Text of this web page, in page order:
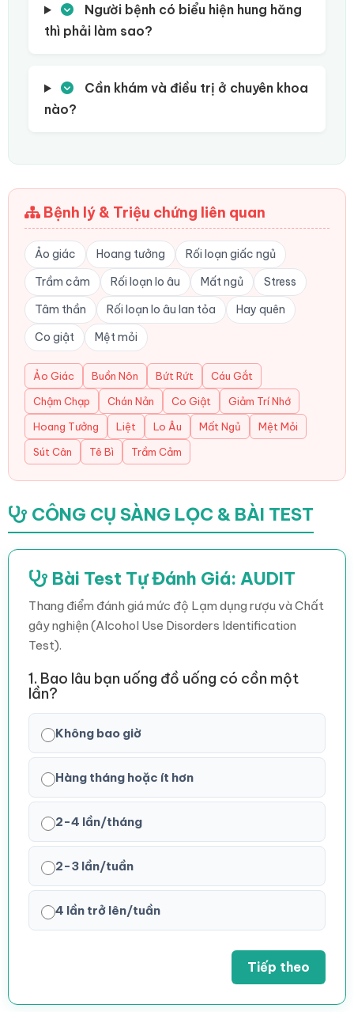
Người bệnh có biểu hiện hung hăng
thì phải làm sao?
Cần khám và điều trị ở chuyên khoa
nào?
Bệnh lý & Triệu chứng liên quan
Ảo giác Hoang tưởng
Rối loạn giấc ngủ
Trầm cảm
Rối loạn lo âu Mất ngủ
Stress
Tâm thần
Rối loạn lo âu lan tỏa
Hay quên
Co giật
Mệt mỏi
Ảo Giác Buồn Nôn Bứt Rứt
Cáu Gắt
Chậm Chạp
Chán Nản Co Giật
Giảm Trí Nhớ
Hoang Tưởng
Liệt Lo Âu Mất Ngủ
Mệt Mỏi
Sút Cân
Tê Bì Trầm Cảm
CÔNG CỤ SÀNG LỌC & BÀI TEST
Bài Test Tự Đánh Giá: AUDIT
Thang điểm đánh giá mức độ Lạm dụng rượu và Chất
gây nghiện (Alcohol Use Disorders Identification
Test).
1. Bao lâu bạn uống đồ uống có cồn một
lần?
Không bao giờ
Hàng tháng hoặc ít hơn
2-4 lần/tháng
2-3 lần/tuần
4 lần trở lên/tuần
Tiếp theo